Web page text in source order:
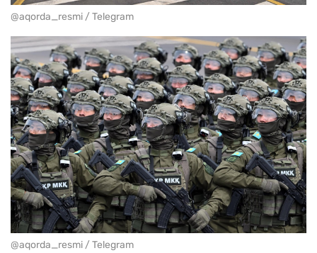
@aqorda_resmi / Telegram
@aqorda_resmi / Telegram